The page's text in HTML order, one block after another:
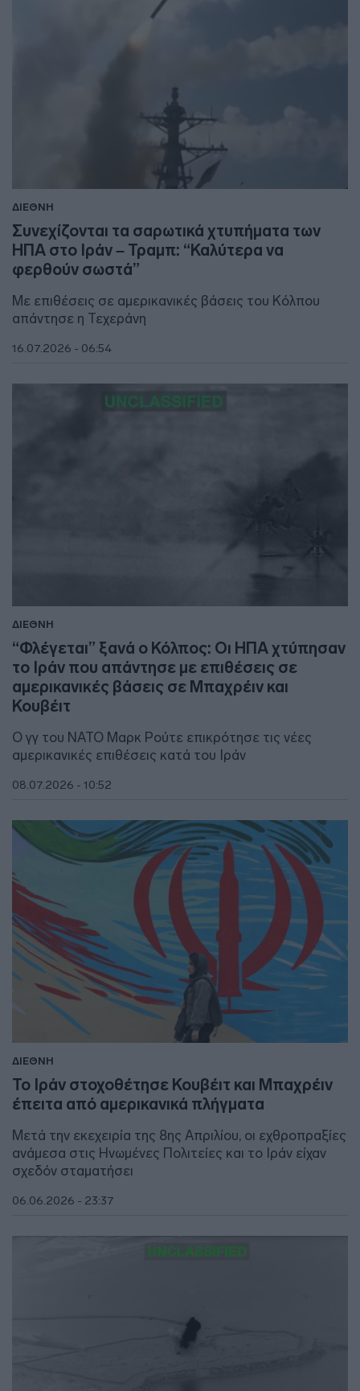
ΔΙΕΘΝΗ
Συνεχίζονται τα σαρωτικά χτυπήματα των
ΗΠΑ στο Ιράν – Τραμπ: “Καλύτερα να
φερθούν σωστά”
Με επιθέσεις σε αμερικανικές βάσεις του Κόλπου
απάντησε η Τεχεράνη
16.07.2026 - 06:54
ΔΙΕΘΝΗ
“Φλέγεται” ξανά ο Κόλπος: Οι ΗΠΑ χτύπησαν
το Ιράν που απάντησε με επιθέσεις σε
αμερικανικές βάσεις σε Μπαχρέιν και
Κουβέιτ
Ο γγ του ΝΑΤΟ Μαρκ Ρούτε επικρότησε τις νέες
αμερικανικές επιθέσεις κατά του Ιράν
08.07.2026 - 10:52
ΔΙΕΘΝΗ
Το Ιράν στοχοθέτησε Κουβέιτ και Μπαχρέιν
έπειτα από αμερικανικά πλήγματα
Μετά την εκεχειρία της 8ης Απριλίου, οι εχθροπραξίες
ανάμεσα στις Ηνωμένες Πολιτείες και το Ιράν είχαν
σχεδόν σταματήσει
06.06.2026 - 23:37